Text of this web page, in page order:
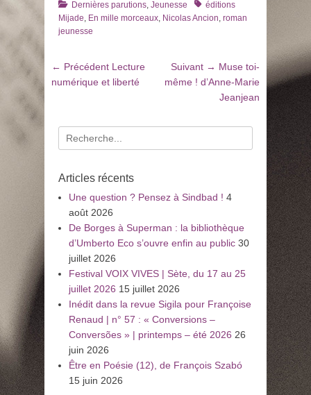
Catégories
Dernières parutions, Jeunesse Tagséditions
Mijade, En mille morceaux, Nicolas Ancion, roman
jeunesse
Navigation
de
← Précédent Article
précédent
Lecture
numérique et liberté
Suivant → Article
suivant
:
Muse toi-
même ! d’Anne-Marie
Jeanjean
Recherche
pour
Articles récents
Une question ? Pensez à Sindbad ! 4
août 2026
De Borges à Superman : la bibliothèque
d’Umberto Eco s’ouvre enfin au public 30
juillet 2026
Festival VOIX VIVES | Sète, du 17 au 25
juillet 2026 15 juillet 2026
Inédit dans la revue Sigila pour Françoise
Renaud | n° 57 : « Conversions –
Conversões » | printemps – été 2026 26
juin 2026
Être en Poésie (12), de François Szabó
15 juin 2026